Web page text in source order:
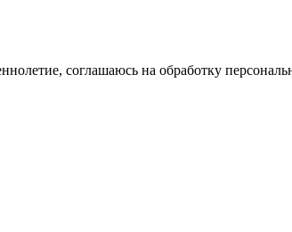
соглашаюсь на обработку